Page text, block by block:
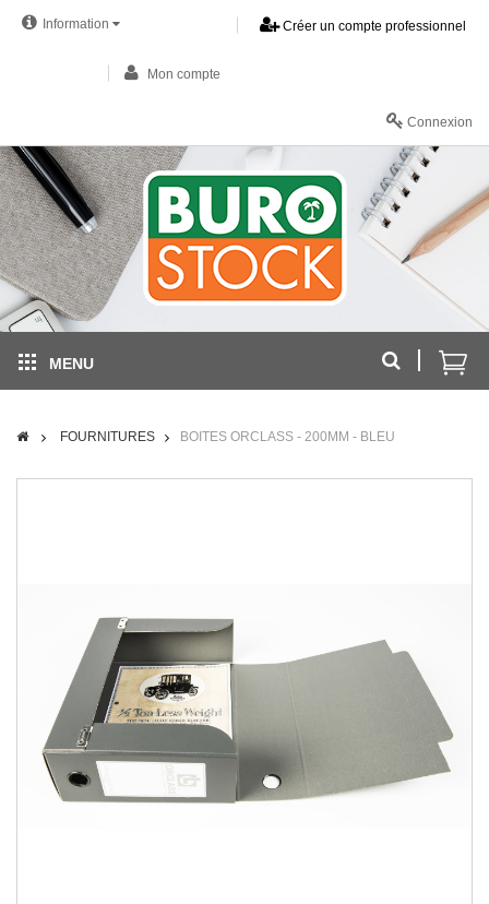
Information Créer un compte professionnel
Mon compte
Connexion
MENU
FOURNITURES BOITES ORCLASS - 200MM - BLEU